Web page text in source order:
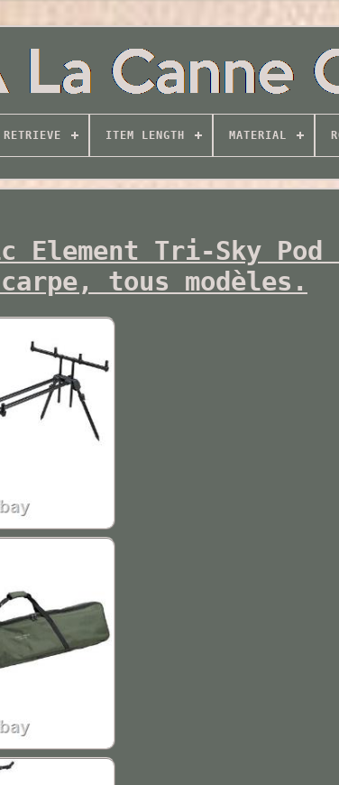
RETRIEVE ITEM LENGTH MATERIAL
Tri-Sky Pod
tous modèles.